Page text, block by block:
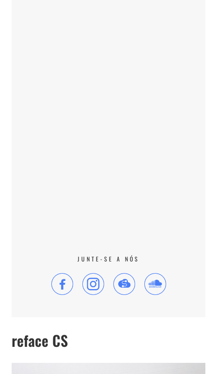
JUNTE-SE A NÓS
reface CS